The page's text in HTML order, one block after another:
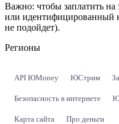
Важно: чтобы заплатить
или
не подойдет).
Регионы
API ЮMoney ЮСтрим
Безопасность в интернете
Карта сайта Про деньги